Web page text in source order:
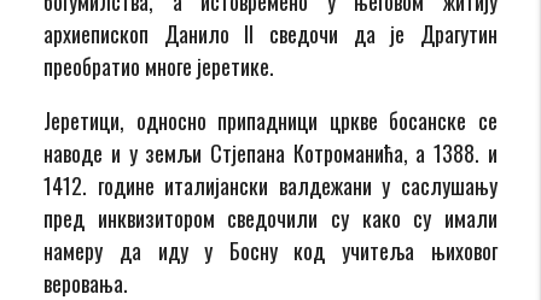
архиепископ Данило II сведочи да је Драгутин
преобратио многе јеретике.
Јеретици, односно припадници цркве босанске се
наводе и у земљи Стјепана Котроманића, а 1388. и
1412. године италијански валдежани у саслушању
пред инквизитором сведочили су како су имали
намеру да иду у Босну код учитеља њиховог
веровања.